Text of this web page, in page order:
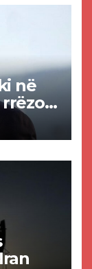
në
rrëzon